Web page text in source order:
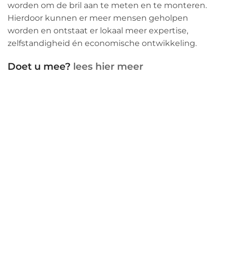
worden om de bril aan te meten en te monteren.
Hierdoor kunnen er meer mensen geholpen
worden en ontstaat er lokaal meer expertise,
zelfstandigheid én economische ontwikkeling.
Doet u mee? lees hier meer